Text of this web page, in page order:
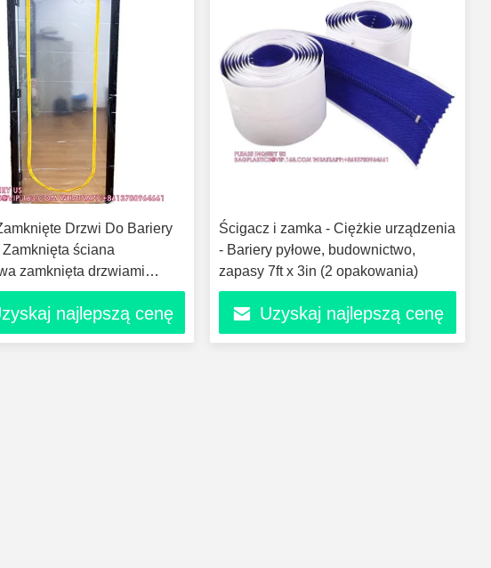
Drzwi Do Bariery
Zamknięta ściana
zamknięta drzwiami
drzwiami
w kształcie U
najlepszą cenę
Ścigacz i zamka - Ciężkie urządzenia
- Bariery pyłowe, budownictwo,
zapasy 7ft x 3in (2 opakowania)
Uzyskaj najlepszą cenę